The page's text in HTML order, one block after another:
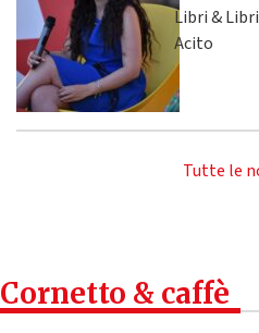
Libri &
Acito
Tutte le
Cornetto & caffè